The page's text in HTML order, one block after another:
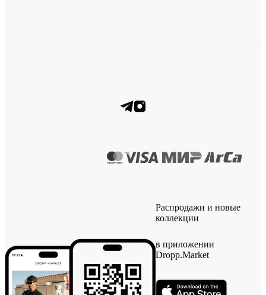
Распродажи и новые
коллекции
в приложении
Dropp.Market